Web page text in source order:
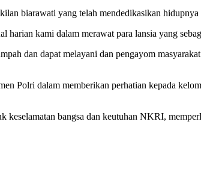
biarawati yang telah mendedikasikan hidupnya
kami dalam merawat para lansia yang
dan dapat melayani dan pengayom
Polri dalam memberikan perhatian kepada
bangsa dan keutuhan NKRI,